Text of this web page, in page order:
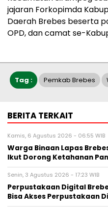
jajaran Forkopimda
Daerah Brebes beserta
OPD, dan camat se-
Tag : Pemkab Brebes
BERITA TERKAIT
Kamis, 6 Agustus 2026 - 06:55 WIB
Warga Binaan Lapas
Ikut Dorong Ketahanan
Senin, 3 Agustus 2026 - 17:23 WIB
Perpustakaan Digital
Bisa Akses Perpustakaan